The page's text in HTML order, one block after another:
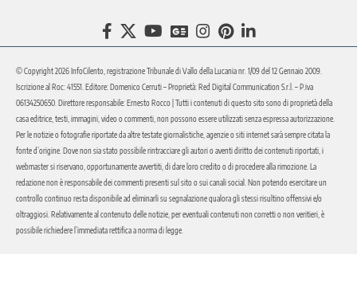
© Copyright 2026 InfoCilento, registrazione Tribunale di Vallo della Lucania nr. 1/09 del 12 Gennaio 2009.
Iscrizione al Roc: 41551. Editore: Domenico Cerruti – Proprietà: Red Digital Communication S.r.l. – P.iva
06134250650. Direttore responsabile: Ernesto Rocco | Tutti i contenuti di questo sito sono di proprietà della
casa editrice, testi, immagini, video o commenti, non possono essere utilizzati senza espressa autorizzazione.
Per le notizie o fotografie riportate da altre testate giornalistiche, agenzie o siti internet sarà sempre citata la
fonte d’origine. Dove non sia stato possibile rintracciare gli autori o aventi diritto dei contenuti riportati, i
webmaster si riservano, opportunamente avvertiti, di dare loro credito o di procedere alla rimozione. La
redazione non è responsabile dei commenti presenti sul sito o sui canali social. Non potendo esercitare un
controllo continuo resta disponibile ad eliminarli su segnalazione qualora gli stessi risultino offensivi e/o
oltraggiosi. Relativamente al contenuto delle notizie, per eventuali contenuti non corretti o non veritieri, è
possibile richiedere l’immediata rettifica a norma di legge.